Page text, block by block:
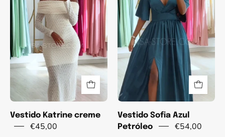
creme
Vestido Katrine creme
€45,00
Azul
Petróleo
Vestido Sofia Azul
Petróleo
€54,00